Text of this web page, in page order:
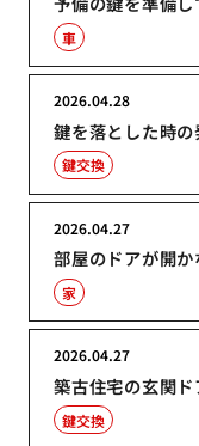
車
鍵を落とした時
2026.04.28
鍵交換
部屋のドアが開
2026.04.27
家
築古住宅の玄関
2026.04.27
鍵交換